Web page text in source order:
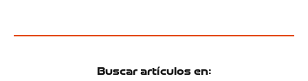
Buscar artículos en: